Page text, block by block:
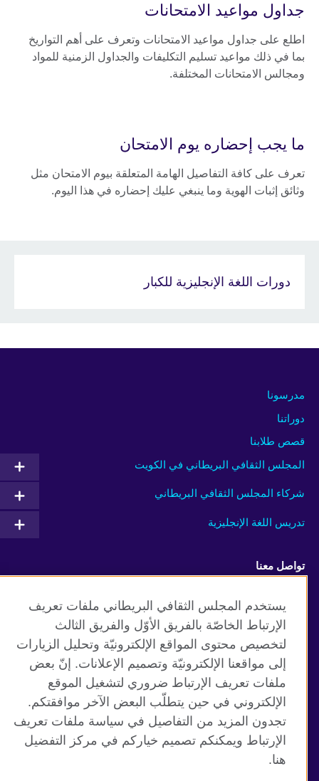
جداول مواعيد الامتحانات
اطلع على جداول مواعيد الامتحانات وتعرف على أهم التواريخ
بما في ذلك مواعيد تسليم التكليفات والجداول الزمنية للمواد
ومجالس الامتحانات المختلفة.
ما يجب إحضاره يوم الامتحان
تعرف على كافة التفاصيل الهامة المتعلقة بيوم الامتحان مثل
وثائق إثبات الهوية وما ينبغي عليك إحضاره في هذا اليوم.
دورات اللغة الإنجليزية للكبار
مدرسونا
دوراتنا
قصص طلابنا
المجلس الثقافي البريطاني في الكويت
شركاء المجلس الثقافي البريطاني
تدريس اللغة الإنجليزية
تواصل معنا
Facebook Instagram
Twitter TikTok
موقع المجلس الثقافي البريطاني العالمي
الخصوصية وشروط الاستخدام
ملفات تعريف الإرتباط
خريطة الموقع
يستخدم المجلس الثقافي البريطاني ملفات تعريف
الإرتباط الخاصّة بالفريق الأوّل والفريق الثالث
لتخصيص محتوى المواقع الإلكترونيّة وتحليل الزيارات
إلى مواقعنا الإلكترونيّة وتصميم الإعلانات. إنّ بعض
ملفات تعريف الإرتباط ضروري لتشغيل الموقع
الإلكتروني في حين يتطلّب البعض الآخر موافقتكم.
تجدون المزيد من التفاصيل في سياسة ملفات تعريف
الإرتباط ويمكنكم تصميم خياركم في مركز التفضيل
هنا.